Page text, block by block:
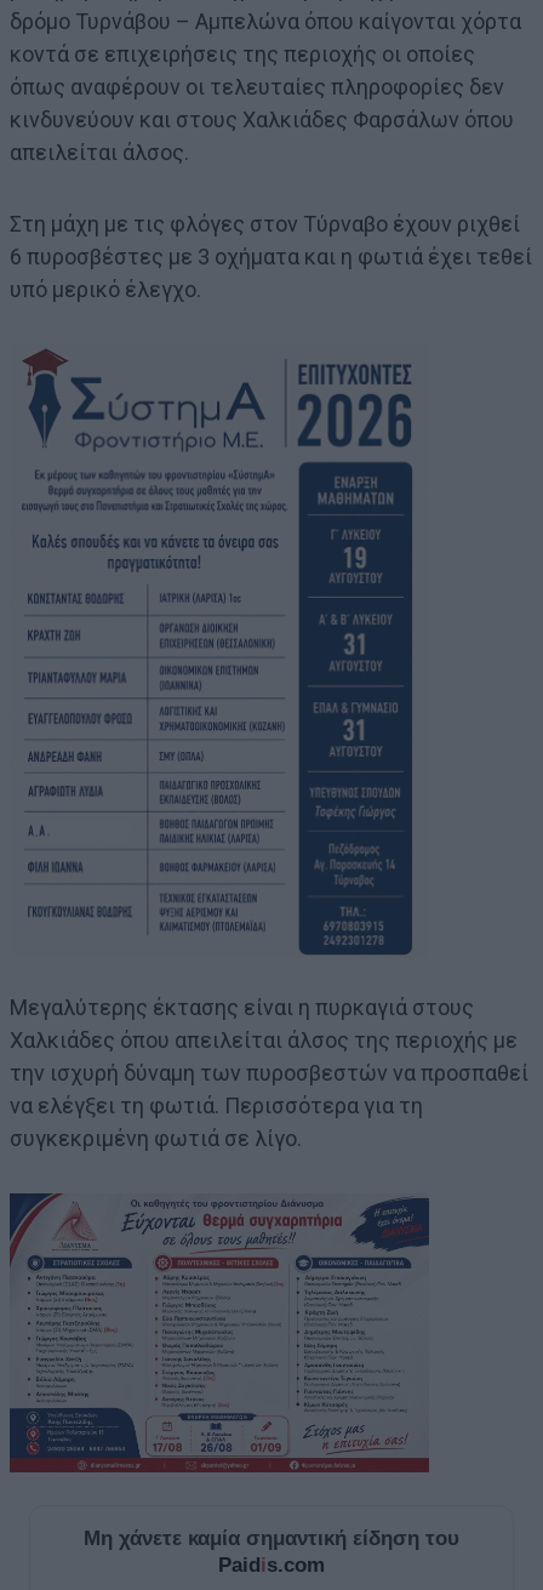
δρόμο Τυρνάβου – Αμπελώνα όπου καίγονται χόρτα
κοντά σε επιχειρήσεις της περιοχής οι οποίες
όπως αναφέρουν οι τελευταίες πληροφορίες δεν
κινδυνεύουν και στους Χαλκιάδες Φαρσάλων όπου
απειλείται άλσος.
Στη μάχη με τις φλόγες στον Τύρναβο έχουν ριχθεί
6 πυροσβέστες με 3 οχήματα και η φωτιά έχει τεθεί
υπό μερικό έλεγχο.
Μεγαλύτερης έκτασης είναι η πυρκαγιά στους
Χαλκιάδες όπου απειλείται άλσος της περιοχής με
την ισχυρή δύναμη των πυροσβεστών να προσπαθεί
να ελέγξει τη φωτιά. Περισσότερα για τη
συγκεκριμένη φωτιά σε λίγο.
Μη χάνετε καμία σημαντική είδηση του
Paidis.com